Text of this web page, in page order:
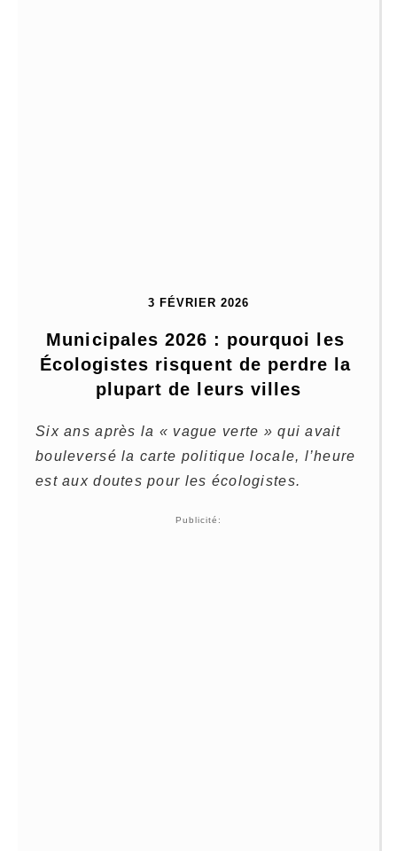
3 FÉVRIER 2026
Municipales 2026 : pourquoi les
Écologistes risquent de perdre la
plupart de leurs villes
Six ans après la « vague verte » qui avait
bouleversé la carte politique locale, l’heure
est aux doutes pour les écologistes.
Publicité: